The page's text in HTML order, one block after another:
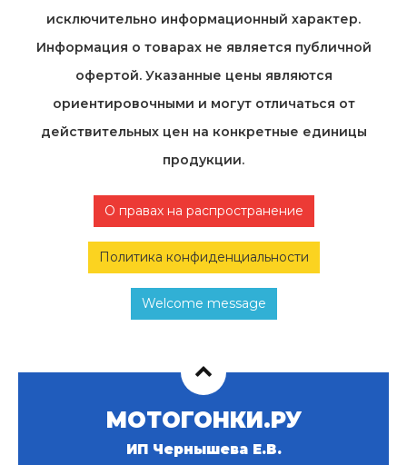
исключительно информационный характер.
Информация о товарах не является публичной
офертой. Указанные цены являются
ориентировочными и могут отличаться от
действительных цен на конкретные единицы
продукции.
О правах на распространение
Политика конфиденциальности
Welcome message
МОТОГОНКИ.РУ
ИП Чернышева Е.В.